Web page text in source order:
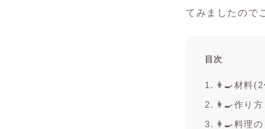
てみましたので
目次
👩‍🍳材料
👩‍🍳作り方
👩‍🍳料理